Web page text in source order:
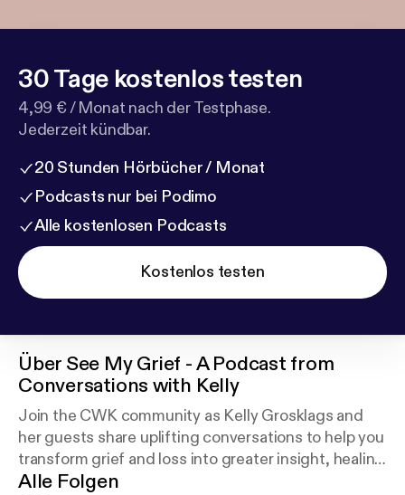
30 Tage kostenlos testen
4,99 € / Monat nach der Testphase.
Jederzeit kündbar.
20 Stunden Hörbücher / Monat
Podcasts nur bei Podimo
Alle kostenlosen Podcasts
Kostenlos testen
Über See My Grief - A Podcast from
Conversations with Kelly
Join the CWK community as Kelly Grosklags and
her guests share uplifting conversations to help you
transform grief and loss into greater insight, healing
and peace.
Alle Folgen